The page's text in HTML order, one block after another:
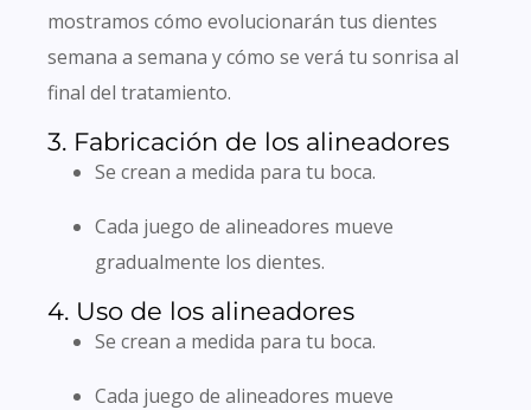
mostramos cómo evolucionarán tus dientes
semana a semana y cómo se verá tu sonrisa al
final del tratamiento.
3. Fabricación de los alineadores
Se crean a medida para tu boca.
Cada juego de alineadores mueve
gradualmente los dientes.
4. Uso de los alineadores
Se crean a medida para tu boca.
Cada juego de alineadores mueve